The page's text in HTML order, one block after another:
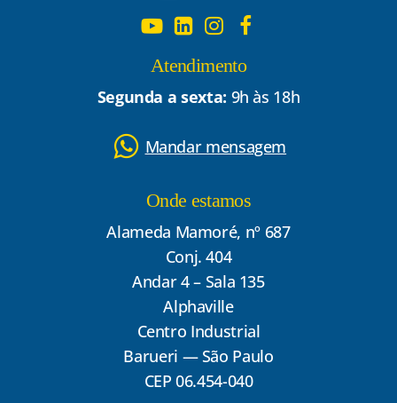
Atendimento
Segunda a sexta: 9h às 18h
Mandar mensagem
Onde estamos
Alameda Mamoré, nº 687
Conj. 404
Andar 4 – Sala 135
Alphaville
Centro Industrial
Barueri — São Paulo
CEP 06.454-040